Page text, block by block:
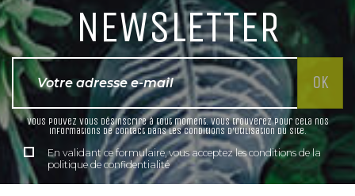
NEWSLETTER
Vous pouvez vous désinscrire à tout moment. Vous trouverez pour cela nos
informations de contact dans les conditions d'utilisation du site.
En validant ce formulaire, vous acceptez les conditions de la
politique de confidentialité